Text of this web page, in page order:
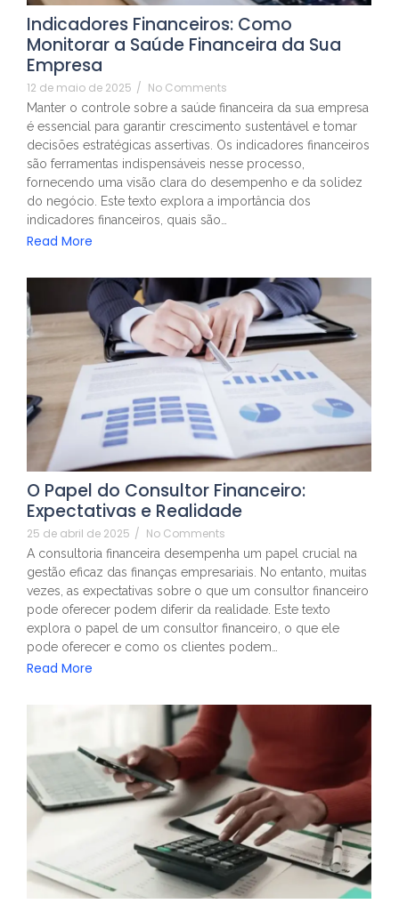
Indicadores Financeiros: Como
Monitorar a Saúde Financeira da Sua
Empresa
12 de maio de 2025 / No Comments
Manter o controle sobre a saúde financeira da sua empresa
é essencial para garantir crescimento sustentável e tomar
decisões estratégicas assertivas. Os indicadores financeiros
são ferramentas indispensáveis nesse processo,
fornecendo uma visão clara do desempenho e da solidez
do negócio. Este texto explora a importância dos
indicadores financeiros, quais são…
Read More
O Papel do Consultor Financeiro:
Expectativas e Realidade
25 de abril de 2025 / No Comments
A consultoria financeira desempenha um papel crucial na
gestão eficaz das finanças empresariais. No entanto, muitas
vezes, as expectativas sobre o que um consultor financeiro
pode oferecer podem diferir da realidade. Este texto
explora o papel de um consultor financeiro, o que ele
pode oferecer e como os clientes podem…
Read More